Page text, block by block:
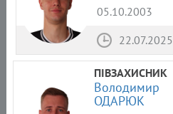
05.10.2003
22.07.2025
ПІВЗАХИСНИК
Володимир
ОДАРЮК